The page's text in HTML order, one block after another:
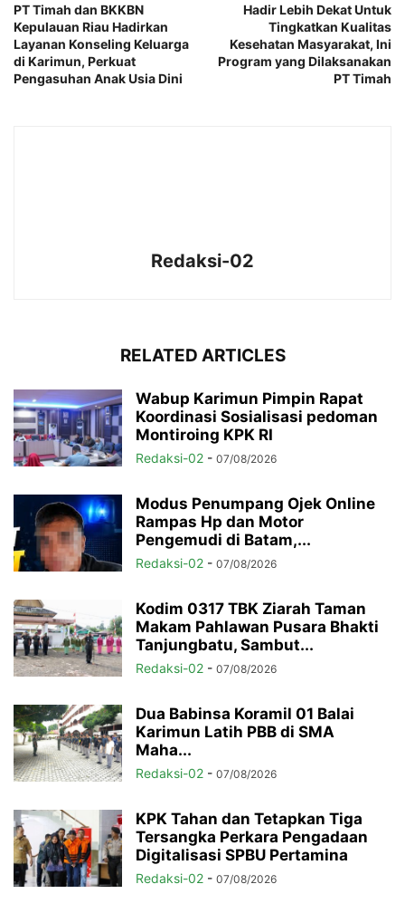
PT Timah dan BKKBN
Kepulauan Riau Hadirkan
Layanan Konseling Keluarga
di Karimun, Perkuat
Pengasuhan Anak Usia Dini
Hadir Lebih Dekat Untuk
Tingkatkan Kualitas
Kesehatan Masyarakat, Ini
Program yang Dilaksanakan
PT Timah
Redaksi-02
RELATED ARTICLES
Wabup Karimun Pimpin Rapat
Koordinasi Sosialisasi pedoman
Montiroing KPK RI
Redaksi-02 - 07/08/2026
Modus Penumpang Ojek Online
Rampas Hp dan Motor
Pengemudi di Batam,...
Redaksi-02 - 07/08/2026
Kodim 0317 TBK Ziarah Taman
Makam Pahlawan Pusara Bhakti
Tanjungbatu, Sambut...
Redaksi-02 - 07/08/2026
Dua Babinsa Koramil 01 Balai
Karimun Latih PBB di SMA
Maha...
Redaksi-02 - 07/08/2026
KPK Tahan dan Tetapkan Tiga
Tersangka Perkara Pengadaan
Digitalisasi SPBU Pertamina
Redaksi-02 - 07/08/2026